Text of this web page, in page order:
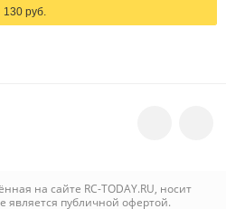
130 руб.
на сайте RC-TODAY.RU, носит
является публичной офертой.